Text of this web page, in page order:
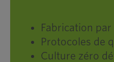
Fabrication
Protocoles de
Culture zéro